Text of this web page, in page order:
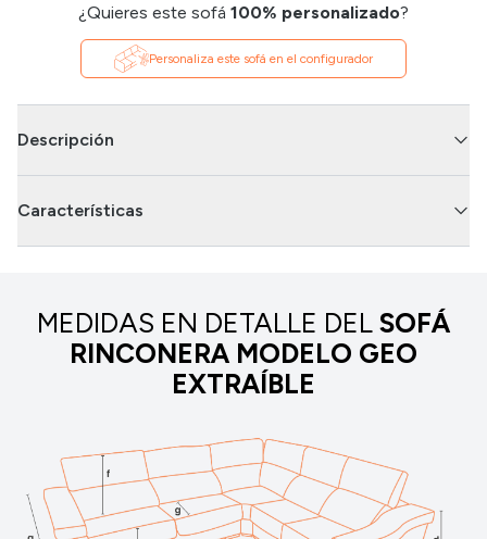
¿Quieres este sofá 100% personalizado?
Personaliza este sofá en el configurador
Descripción
Características
MEDIDAS EN DETALLE DEL SOFÁ
RINCONERA MODELO GEO
EXTRAÍBLE